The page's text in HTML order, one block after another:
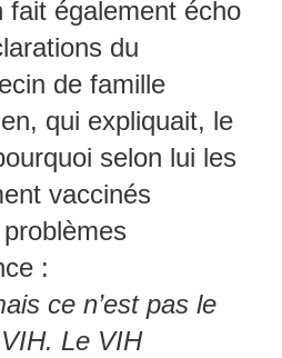
fait également écho
du
de famille
qui expliquait, le
selon lui les
vaccinés
:
ce n’est pas le
Le VIH